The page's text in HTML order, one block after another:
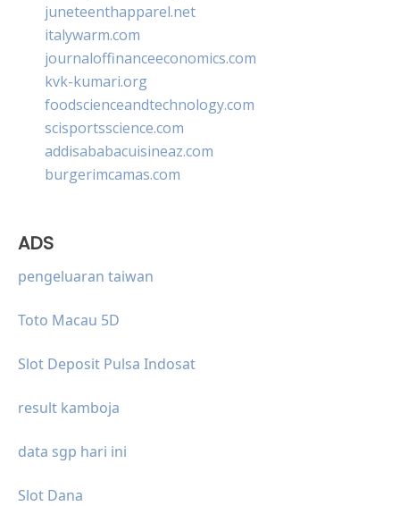
juneteenthapparel.net
italywarm.com
journaloffinanceeconomics.com
kvk-kumari.org
foodscienceandtechnology.com
scisportsscience.com
addisababacuisineaz.com
burgerimcamas.com
ADS
pengeluaran taiwan
Toto Macau 5D
Slot Deposit Pulsa Indosat
result kamboja
data sgp hari ini
Slot Dana